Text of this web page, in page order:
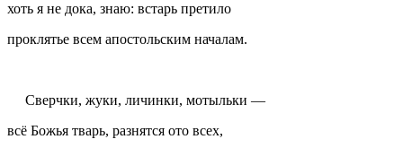
хоть я не дока, знаю: встарь претило
проклятье всем апостольским началам.
Сверчки, жуки, личинки, мотыльки —
всё Божья тварь, разнятся ото всех,